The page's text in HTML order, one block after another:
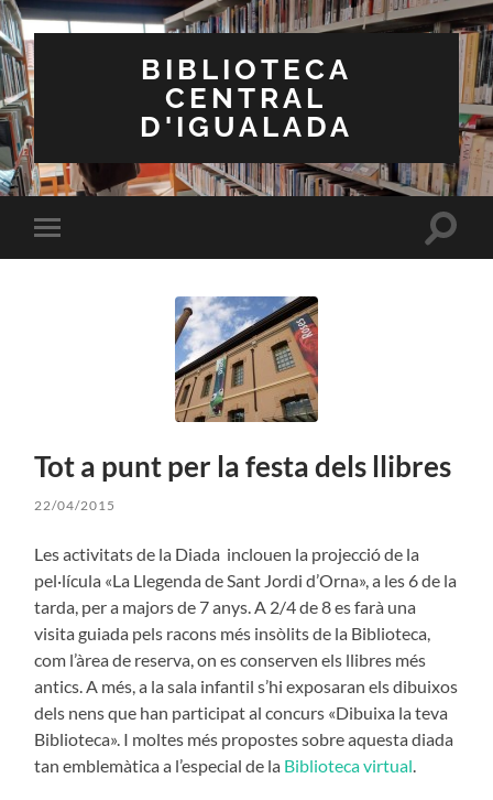
BIBLIOTECA
CENTRAL
D'IGUALADA
Toggle
mobile
Toggle
Tot a punt per la festa dels llibres
22/04/2015
Les activitats de la Diada inclouen la projecció de la
pel·lícula «La Llegenda de Sant Jordi d’Orna», a les 6 de la
tarda, per a majors de 7 anys. A 2/4 de 8 es farà una
visita guiada pels racons més insòlits de la Biblioteca,
com l’àrea de reserva, on es conserven els llibres més
antics. A més, a la sala infantil s’hi exposaran els dibuixos
dels nens que han participat al concurs «Dibuixa la teva
Biblioteca». I moltes més propostes sobre aquesta diada
tan emblemàtica a l’especial de la Biblioteca virtual